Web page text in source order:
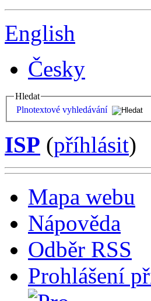
English
Česky
Hledat
Plnotextové vyhledávání
ISP (příhlásit)
Mapa webu
Nápověda
Odběr RSS
Prohlášení